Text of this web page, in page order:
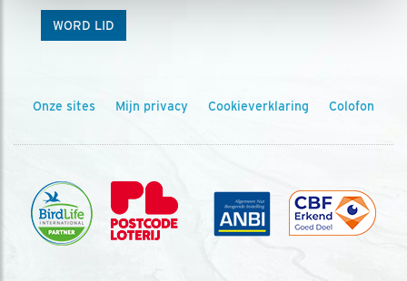
WORD LID
Onze sites Mijn privacy Cookieverklaring Colofon